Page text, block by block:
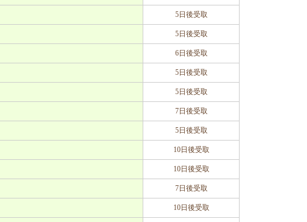
5日後受取
5日後受取
6日後受取
5日後受取
5日後受取
7日後受取
5日後受取
10日後受取
10日後受取
7日後受取
10日後受取